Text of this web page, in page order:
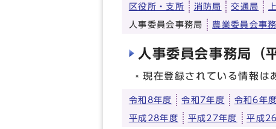
区役所・支所 消防局 交通局
人事委員会事務局 農業委員会事
人事委員会事務局（
現在登録されている情報は
令和8年度 令和7年度 令和6年度
平成28年度 平成27年度 平成